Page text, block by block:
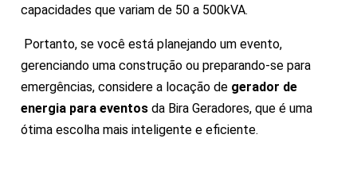
capacidades que variam de 50 a 500kVA.
Portanto, se você está planejando um evento,
gerenciando uma construção ou preparando-se para
emergências, considere a locação de gerador de
energia para eventos da Bira Geradores, que é uma
ótima escolha mais inteligente e eficiente.